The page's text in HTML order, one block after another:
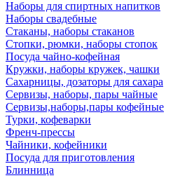
Наборы для спиртных напитков
Наборы свадебные
Стаканы, наборы стаканов
Стопки, рюмки, наборы стопок
Посуда чайно-кофейная
Кружки, наборы кружек, чашки
Сахарницы, дозаторы для сахара
Сервизы, наборы, пары чайные
Сервизы,наборы,пары кофейные
Турки, кофеварки
Френч-прессы
Чайники, кофейники
Посуда для приготовления
Блинница